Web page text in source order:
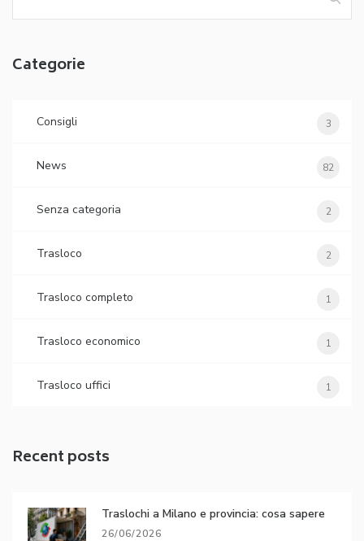
Categorie
Consigli 3
News 82
Senza categoria 2
Trasloco 2
Trasloco completo 1
Trasloco economico 1
Trasloco uffici 1
Recent posts
Traslochi a Milano e provincia: cosa sapere
26/06/2026